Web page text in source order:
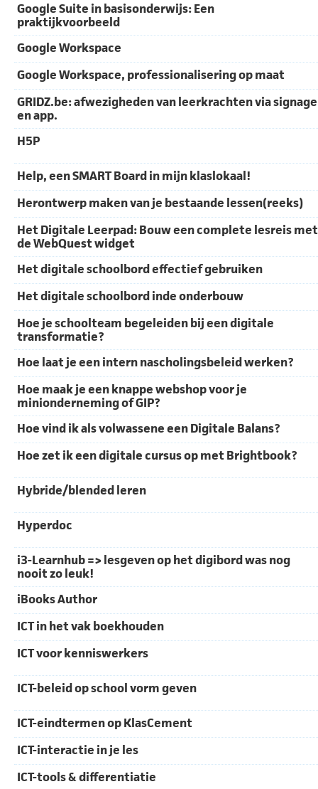
Google Suite in basisonderwijs: Een
praktijkvoorbeeld
Google Workspace
Google Workspace, professionalisering op maat
GRIDZ.be: afwezigheden van leerkrachten via signage
en app.
H5P
Help, een SMART Board in mijn klaslokaal!
Herontwerp maken van je bestaande lessen(reeks)
Het Digitale Leerpad: Bouw een complete lesreis met
de WebQuest widget
Het digitale schoolbord effectief gebruiken
Het digitale schoolbord inde onderbouw
Hoe je schoolteam begeleiden bij een digitale
transformatie?
Hoe laat je een intern nascholingsbeleid werken?
Hoe maak je een knappe webshop voor je
minionderneming of GIP?
Hoe vind ik als volwassene een Digitale Balans?
Hoe zet ik een digitale cursus op met Brightbook?
Hybride/blended leren
Hyperdoc
i3-Learnhub => lesgeven op het digibord was nog
nooit zo leuk!
iBooks Author
ICT in het vak boekhouden
ICT voor kenniswerkers
ICT-beleid op school vorm geven
ICT-eindtermen op KlasCement
ICT-interactie in je les
ICT-tools & differentiatie